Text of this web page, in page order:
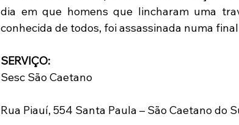
dia em que homens que lincharam uma
conhecida de todos, foi assassinada numa
SERVIÇO:
Sesc São Caetano
Rua Piauí, 554 Santa Paula – São Caetano do